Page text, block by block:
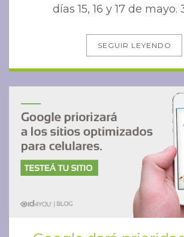
días 15, 16 y 17 de mayo.
SEGUIR LEYENDO